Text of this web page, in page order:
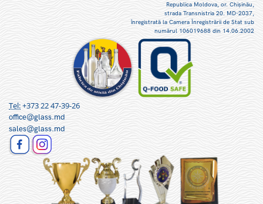
Republica Moldova, or. Chişinău,
strada Transnistria 20. MD-2037,
înregistrată la Camera Înregistrării de Stat sub
numărul 106019688 din 14.06.2002
Tel:+373 22 47-39-26
office@glass.md
sales@glass.md